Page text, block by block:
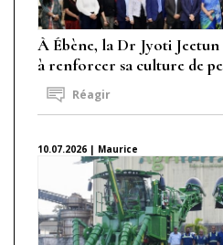
À Ébène, la Dr Jyoti
à renforcer sa culture de
Réagir
10.07.2026 | Maurice